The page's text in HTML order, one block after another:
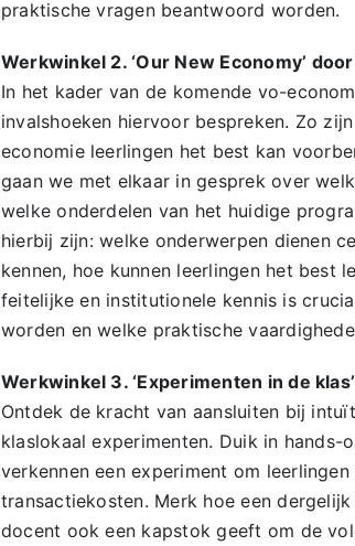
praktische vragen beantwoord worden.
Werkwinkel 2. ‘Our New Economy’
In het kader van de komende vo-
invalshoeken hiervoor bespreken. Zo
economie leerlingen het best kan
gaan we met elkaar in gesprek over
welke onderdelen van het huidige
hierbij zijn: welke onderwerpen dienen
kennen, hoe kunnen leerlingen het best
feitelijke en institutionele kennis is
worden en welke praktische
Werkwinkel 3. ‘Experimenten in de
Ontdek de kracht van aansluiten bij
klaslokaal experimenten. Duik in
verkennen een experiment om
transactiekosten. Merk hoe een
docent ook een kapstok geeft om de